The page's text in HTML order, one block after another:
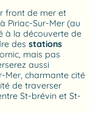
front de mer et
Piriac-Sur-Mer (au
à la découverte de
des stations
mais pas
aussi
Mer, charmante cité
de traverser
St-brévin et St-